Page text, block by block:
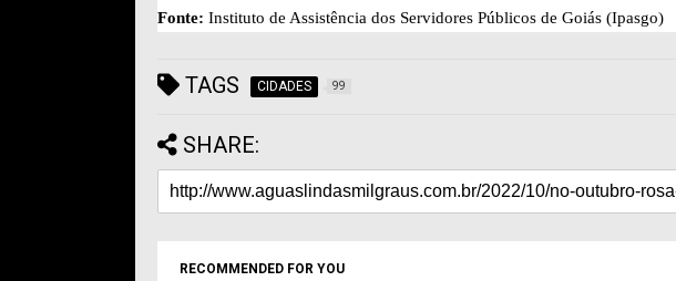
Fonte: Instituto de Assistência dos Servidores Públicos de Goiás (Ipasgo)
TAGS CIDADES 99
SHARE:
RECOMMENDED FOR YOU